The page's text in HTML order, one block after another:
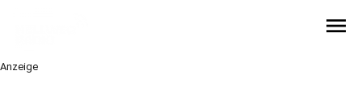
menu
Anzeige